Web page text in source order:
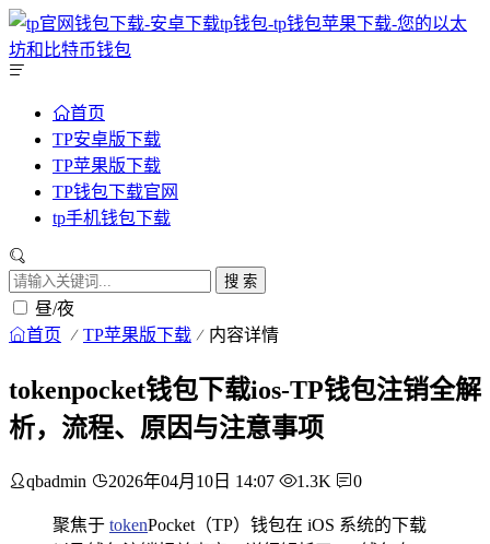
首页
TP安卓版下载
TP苹果版下载
TP钱包下载官网
tp手机钱包下载
搜 索
昼/夜
首页 TP苹果版下载 内容详情
tokenpocket钱包下载ios-TP钱包注销全解
析，流程、原因与注意事项
qbadmin 2026年04月10日 14:07 1.3K 0
聚焦于 tokenPocket（TP）钱包在 iOS 系统的下载